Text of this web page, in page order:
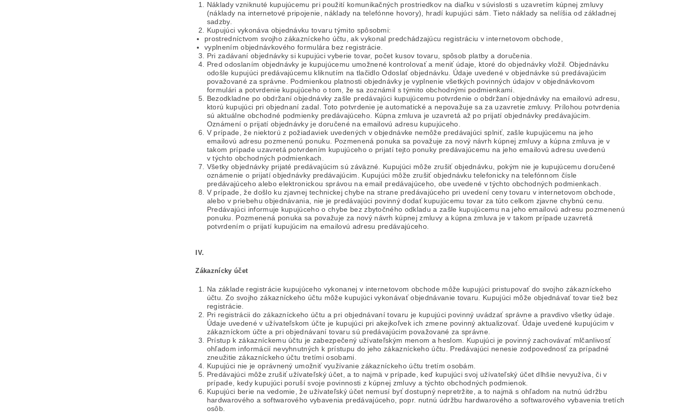
Náklady vzniknuté kupujúcemu pri použití komunikačných prostriedkov na diaľku v súvislosti s uzavretím kúpnej zmluvy
(náklady na internetové pripojenie, náklady na telefónne hovory), hradí kupujúci sám. Tieto náklady sa nelíšia od základnej
sadzby.
Kupujúci vykonáva objednávku tovaru týmito spôsobmi:
prostredníctvom svojho zákazníckeho účtu, ak vykonal predchádzajúcu registráciu v internetovom obchode,
vyplnením objednávkového formulára bez registrácie.
Pri zadávaní objednávky si kupujúci vyberie tovar, počet kusov tovaru, spôsob platby a doručenia.
Pred odoslaním objednávky je kupujúcemu umožnené kontrolovať a meniť údaje, ktoré do objednávky vložil. Objednávku
odošle kupujúci predávajúcemu kliknutím na tlačidlo Odoslať objednávku. Údaje uvedené v objednávke sú predávajúcim
považované za správne. Podmienkou platnosti objednávky je vyplnenie všetkých povinných údajov v objednávkovom
formulári a potvrdenie kupujúceho o tom, že sa zoznámil s týmito obchodnými podmienkami.
Bezodkladne po obdržaní objednávky zašle predávajúci kupujúcemu potvrdenie o obdržaní objednávky na emailovú adresu,
ktorú kupujúci pri objednaní zadal. Toto potvrdenie je automatické a nepovažuje sa za uzavretie zmluvy. Prílohou potvrdenia
sú aktuálne obchodné podmienky predávajúceho. Kúpna zmluva je uzavretá až po prijatí objednávky predávajúcim.
Oznámení o prijatí objednávky je doručené na emailovú adresu kupujúceho.
V prípade, že niektorú z požiadaviek uvedených v objednávke nemôže predávajúci splniť, zašle kupujúcemu na jeho
emailovú adresu pozmenenú ponuku. Pozmenená ponuka sa považuje za nový návrh kúpnej zmluvy a kúpna zmluva je v
takom prípade uzavretá potvrdením kupujúceho o prijatí tejto ponuky predávajúcemu na jeho emailovú adresu uvedenú
v týchto obchodných podmienkach.
Všetky objednávky prijaté predávajúcim sú záväzné. Kupujúci môže zrušiť objednávku, pokým nie je kupujúcemu doručené
oznámenie o prijatí objednávky predávajúcim. Kupujúci môže zrušiť objednávku telefonicky na telefónnom čísle
predávajúceho alebo elektronickou správou na email predávajúceho, obe uvedené v týchto obchodných podmienkach.
V prípade, že došlo ku zjavnej technickej chybe na strane predávajúceho pri uvedení ceny tovaru v internetovom obchode,
alebo v priebehu objednávania, nie je predávajúci povinný dodať kupujúcemu tovar za túto celkom zjavne chybnú cenu.
Predávajúci informuje kupujúceho o chybe bez zbytočného odkladu a zašle kupujúcemu na jeho emailovú adresu pozmenenú
ponuku. Pozmenená ponuka sa považuje za nový návrh kúpnej zmluvy a kúpna zmluva je v takom prípade uzavretá
potvrdením o prijatí kupujúcim na emailovú adresu predávajúceho.
IV.
Zákaznícky účet
Na základe registrácie kupujúceho vykonanej v internetovom obchode môže kupujúci pristupovať do svojho zákazníckeho
účtu. Zo svojho zákazníckeho účtu môže kupujúci vykonávať objednávanie tovaru. Kupujúci môže objednávať tovar tiež bez
registrácie.
Pri registrácii do zákazníckeho účtu a pri objednávaní tovaru je kupujúci povinný uvádzať správne a pravdivo všetky údaje.
Údaje uvedené v užívateľskom účte je kupujúci pri akejkoľvek ich zmene povinný aktualizovať. Údaje uvedené kupujúcim v
zákazníckom účte a pri objednávaní tovaru sú predávajúcim považované za správne.
Prístup k zákazníckemu účtu je zabezpečený užívateľským menom a heslom. Kupujúci je povinný zachovávať mlčanlivosť
ohľadom informácií nevyhnutných k prístupu do jeho zákazníckeho účtu. Predávajúci nenesie zodpovednosť za prípadné
zneužitie zákazníckeho účtu tretími osobami.
Kupujúci nie je oprávnený umožniť využívanie zákazníckeho účtu tretím osobám.
Predávajúci môže zrušiť užívateľský účet, a to najmä v prípade, keď kupujúci svoj užívateľský účet dlhšie nevyužíva, či v
prípade, kedy kupujúci poruší svoje povinnosti z kúpnej zmluvy a týchto obchodných podmienok.
Kupujúci berie na vedomie, že užívateľský účet nemusí byť dostupný nepretržite, a to najmä s ohľadom na nutnú údržbu
hardwarového a softwarového vybavenia predávajúceho, popr. nutnú údržbu hardwarového a softwarového vybavenia tretích
osôb.